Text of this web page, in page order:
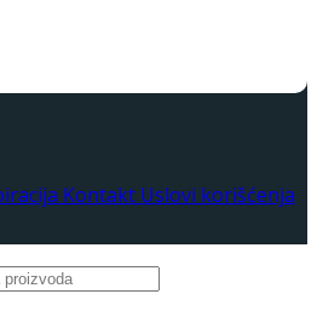
Kontakt Uslovi korišćenja